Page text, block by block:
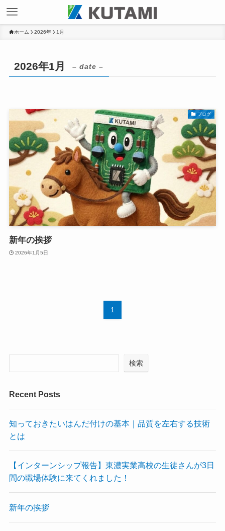
ホーム 2026年 1月
2026年1月 – date –
ブログ
新年の挨拶
2026年1月5日
1
検索
Recent Posts
知っておきたいはんだ付けの基本｜品質を左右する技術
とは
【インターンシップ報告】東濃実業高校の生徒さんが3日
間の職場体験に来てくれました！
新年の挨拶